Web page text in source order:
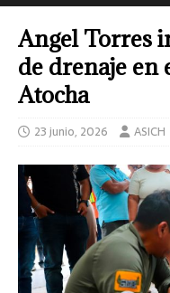
Angel Torres
de drenaje en
Atocha
23 junio, 2026 ASICH